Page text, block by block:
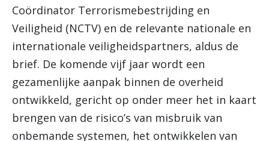
Coördinator Terrorismebestrijding en
Veiligheid (NCTV) en de relevante nationale en
internationale veiligheidspartners, aldus de
brief. De komende vijf jaar wordt een
gezamenlijke aanpak binnen de overheid
ontwikkeld, gericht op onder meer het in kaart
brengen van de risico’s van misbruik van
onbemande systemen, het ontwikkelen van